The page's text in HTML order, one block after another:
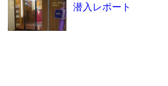
潜入レポート